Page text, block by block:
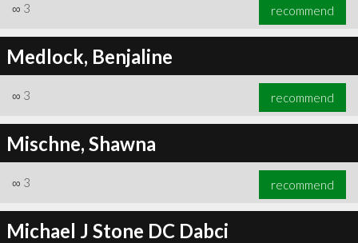
∞ 3 recommend
Medlock, Benjaline
∞ 3 recommend
Mischne, Shawna
∞ 3 recommend
Michael J Stone DC Dabci